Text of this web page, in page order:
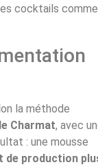
cocktails comme
la méthode
Charmat, avec
: une mousse
de production